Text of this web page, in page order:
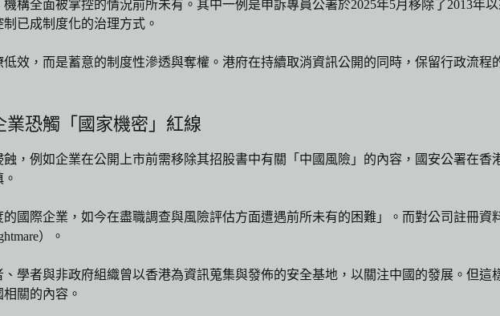
構全面被掌控的情況前所未有。其中一例是申訴專員公署於2025年5月移除了2013年
已成制度化的治理方式。
效，而是蓄意的制度性滲透與奪權。港府在持續取消資訊公開的同時，保留行政流
恐觸「國家機密」紅線
，例如企業在公開上市前需移除其招股書中有關「中國風險」的內容，國安公署在
國際企業，如今在盡職調查與風險評估方面遭遇前所未有的困難」。而對公司註冊
）。
學者與非政府組織曾以香港為資訊蒐集與發佈的安全基地，以關注中國的發展。但
關的內容。